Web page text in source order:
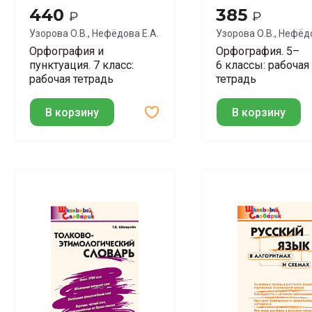
440 ₽
Узорова О.В., Нефёдова Е.А.
Орфография и
пунктуация. 7 класс:
рабочая тетрадь
В корзину
385 ₽
Узорова О.В.,
Орфография. 5–
6 классы: рабочая
тетрадь
В корзину